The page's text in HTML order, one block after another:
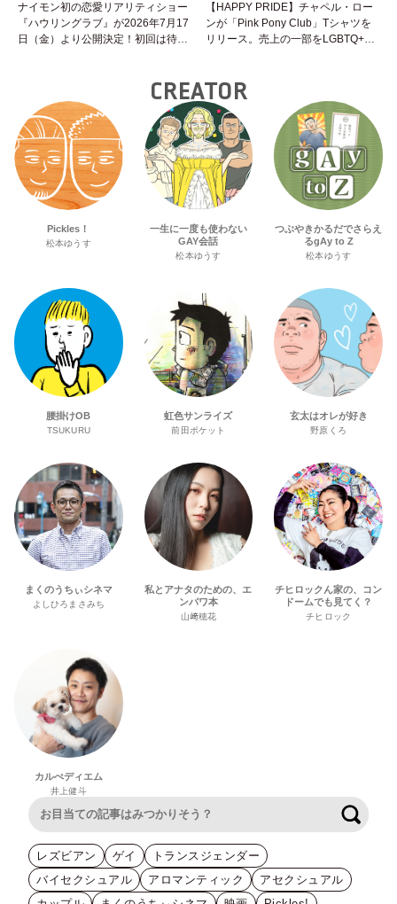
ナイモン初の恋愛リアリティショー
『ハウリングラブ』が2026年7月17
日（金）より公開決定！初回は待望
【HAPPY PRIDE】チャペル・ロー
ンが「Pink Pony Club」Tシャツを
リリース。売上の一部をLGBTQ+＆
CREATOR
Pickles！
松本ゆうす
一生に一度も使わない
GAY会話
松本ゆうす
つぶやきかるだでさらえ
るgAy to Z
松本ゆうす
腰掛けOB
TSUKURU
虹色サンライズ
前田ポケット
玄太はオレが好き
野原くろ
まくのうちぃシネマ
よしひろまさみち
私とアナタのための、エ
ンパワ本
山﨑穂花
チヒロックん家の、コン
ドームでも見てく？
チヒロック
カルぺディエム
井上健斗
レズビアン ゲイ
トランスジェンダー
バイセクシュアル
アロマンティック
アセクシュアル